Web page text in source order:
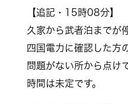
【追記・15時08分】
久家から武者泊までが
四国電力に確認した方
問題がない所から点け
時間は未定です。